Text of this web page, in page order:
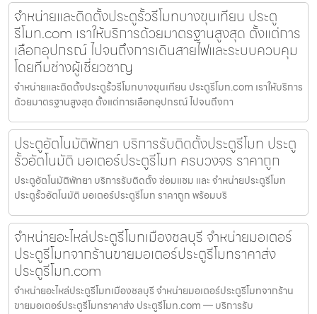
จำหน่ายและติดตั้งประตูรั้วรีโมทบางขุนเทียน ประตู
รีโมท.com เราให้บริการด้วยมาตรฐานสูงสุด ตั้งแต่การ
เลือกอุปกรณ์ ไปจนถึงการเดินสายไฟและระบบควบคุม
โดยทีมช่างผู้เชี่ยวชาญ
จำหน่ายและติดตั้งประตูรั้วรีโมทบางขุนเทียน ประตูรีโมท.com เราให้บริการ
ด้วยมาตรฐานสูงสุด ตั้งแต่การเลือกอุปกรณ์ ไปจนถึงกา
ประตูอัตโนมัติพัทยา บริการรับติดตั้งประตูรีโมท ประตู
รั้วอัตโนมัติ มอเตอร์ประตูรีโมท ครบวงจร ราคาถูก
ประตูอัตโนมัติพัทยา บริการรับติดตั้ง ซ่อมแซม และ จำหน่ายประตูรีโมท
ประตูรั้วอัตโนมัติ มอเตอร์ประตูรีโมท ราคาถูก พร้อมบริ
จำหน่ายอะไหล่ประตูรีโมทเมืองชลบุรี จำหน่ายมอเตอร์
ประตูรีโมทจากร้านขายมอเตอร์ประตูรีโมทราคาส่ง
ประตูรีโมท.com
จำหน่ายอะไหล่ประตูรีโมทเมืองชลบุรี จำหน่ายมอเตอร์ประตูรีโมทจากร้าน
ขายมอเตอร์ประตูรีโมทราคาส่ง ประตูรีโมท.com — บริการรับ